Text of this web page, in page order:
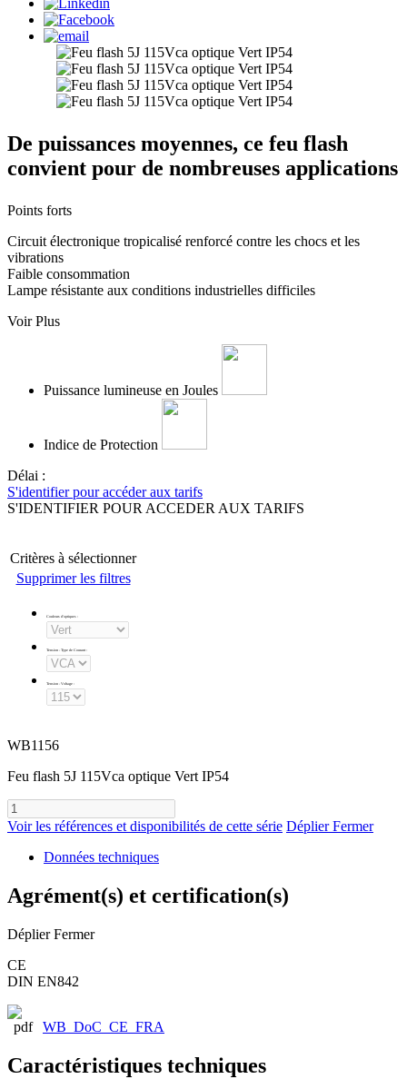
De puissances moyennes, ce feu flash
convient pour de nombreuses applications
Points forts
Circuit électronique tropicalisé renforcé contre les chocs et les
vibrations
Faible consommation
Lampe résistante aux conditions industrielles difficiles
Voir Plus
Puissance lumineuse en Joules
Indice de Protection
Délai :
S'identifier pour accéder aux tarifs
S'IDENTIFIER POUR ACCEDER AUX TARIFS
Critères à sélectionner
Supprimer les filtres
Couleurs d'optiques :
Tension - Type de Courant :
Tension - Voltage :
WB1156
Feu flash 5J 115Vca optique Vert IP54
Voir les références et disponibilités de cette série Déplier Fermer
Données techniques
Agrément(s) et certification(s)
Déplier Fermer
CE
DIN EN842
WB_DoC_CE_FRA
Caractéristiques techniques